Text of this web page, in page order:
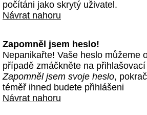
počítáni jako skrytý uživatel.
Návrat nahoru
Zapomněl jsem heslo!
Nepanikařte! Vaše heslo můžeme
případě zmáčkněte na
Zapomněl jsem svoje heslo,
téměř ihned budete přihlášeni
Návrat nahoru